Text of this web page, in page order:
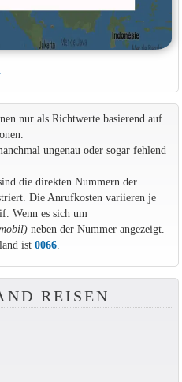
nur als Richtwerte basierend auf
ungenau oder sogar fehlend
die direkten Nummern der
Die Anrufkosten variieren je
Wenn es sich um
neben der Nummer angezeigt.
ist 0066.
REISEN